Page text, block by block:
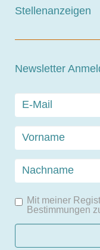
Stellenanzeigen
Newsletter
Mit meiner
Bestimmungen